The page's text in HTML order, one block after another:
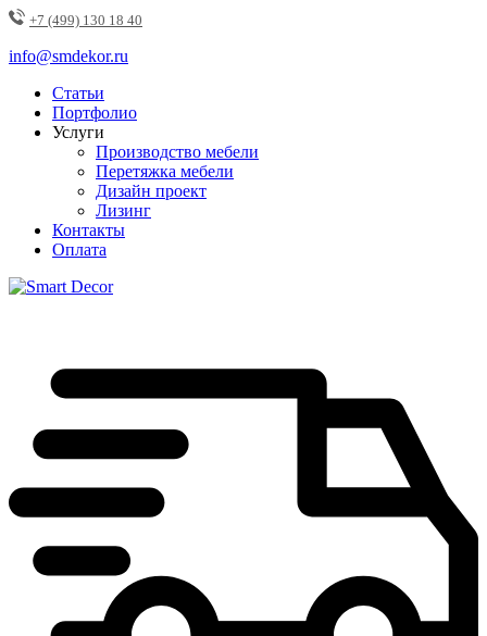
+7 (499) 130 18 40
info@smdekor.ru
Статьи
Портфолио
Услуги
Производство мебели
Перетяжка мебели
Дизайн проект
Лизинг
Контакты
Оплата